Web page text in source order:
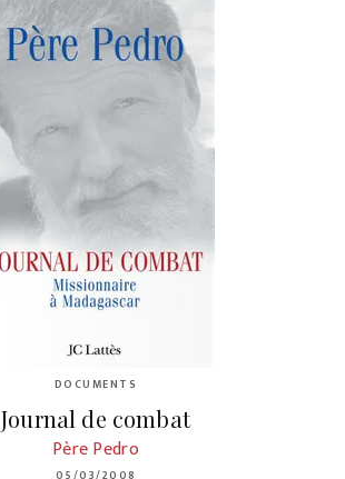
DOCUMENTS
Journal de combat
Père Pedro
05/03/2008